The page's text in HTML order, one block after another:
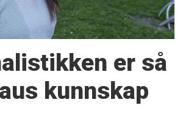
er så
kunnskap